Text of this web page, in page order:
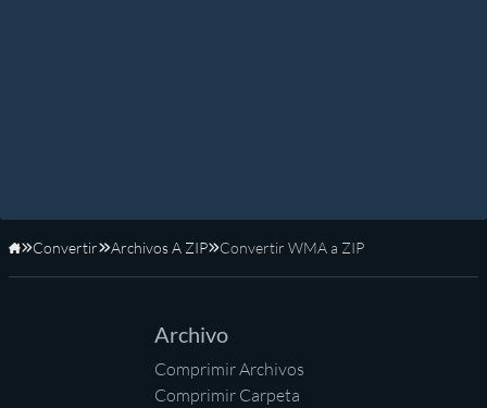
Inicio
Convertir Archivos A ZIP Convertir WMA a ZIP
Archivo
Comprimir Archivos
Comprimir Carpeta